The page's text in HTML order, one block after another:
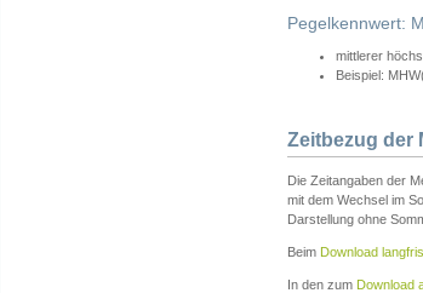
Pegelkennwert:
mittlerer
Beispiel:
Zeitbezug der
Die Zeitangaben der
mit dem Wechsel im
Darstellung ohne
Beim Download
In den zum Download